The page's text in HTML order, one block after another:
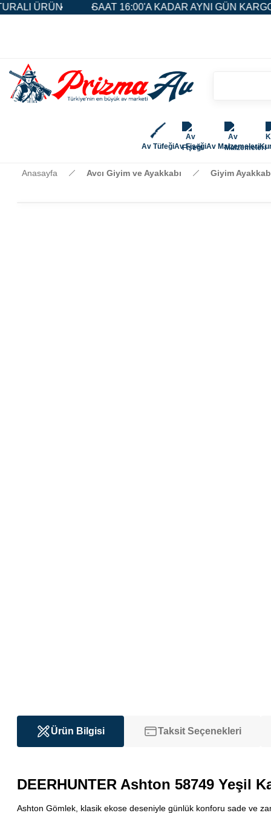
ÜRÜN SAAT 16:00'A KADAR AYNI GÜN KARGO
Av TüfeğiAv FişeğiAv Malzemeleri
Anasayfa Avcı Giyim ve Ayakkabı Giyim
Ürün Bilgisi Taksit Seçenekleri
DEERHUNTER Ashton 58749 Yeşil
Ashton Gömlek, klasik ekose deseniyle günlük konforu sade ve